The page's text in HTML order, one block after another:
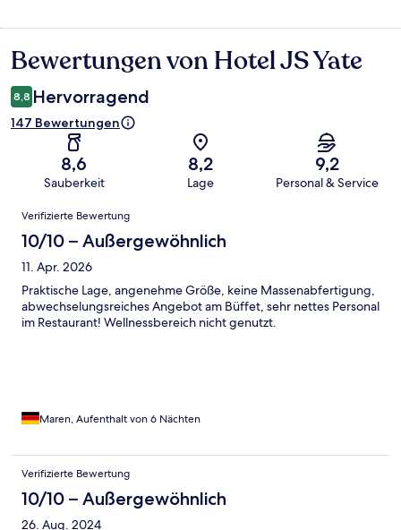
Bewertungen
Bewertungen von Hotel JS Yate
8,8 Hervorragend
147 Bewertungen
8,6
Sauberkeit
8,2
Lage
9,2
Personal & Service
Bewertungen
Verifizierte Bewertung
10/10 – Außergewöhnlich
11. Apr. 2026
Praktische Lage, angenehme Größe, keine Massenabfertigung,
abwechselungsreiches Angebot am Büffet, sehr nettes Personal
im Restaurant! Wellnessbereich nicht genutzt.
Maren, Aufenthalt von 6 Nächten
Verifizierte Bewertung
10/10 – Außergewöhnlich
26. Aug. 2024